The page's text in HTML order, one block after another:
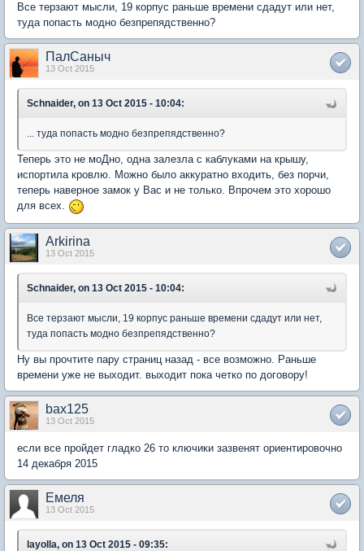
Все терзают мысли, 19 корпус раньше времени сдадут или нет,
туда попасть модно безпрепядственно?
ПалСаныч
13 Oct 2015
Schnaider, on 13 Oct 2015 - 10:04:
... туда попасть модно безпрепядственно?
Теперь это не моДно, одна залезла с каблуками на крышу,
испортила кровлю. Можно было аккуратно входить, без порчи,
теперь наверное замок у Вас и не только. Впрочем это хорошо
для всех.
Arkirina
13 Oct 2015
Schnaider, on 13 Oct 2015 - 10:04:
Все терзают мысли, 19 корпус раньше времени сдадут или нет,
туда попасть модно безпрепядственно?
Ну вы прочтите пару страниц назад - все возможно. Раньше
времени уже не выходит. выходит пока четко по договору!
bax125
13 Oct 2015
если все пройдет гладко 26 то ключики зазвенят ориентировочно
14 декабря 2015
Емеля
13 Oct 2015
layolla, on 13 Oct 2015 - 09:35: